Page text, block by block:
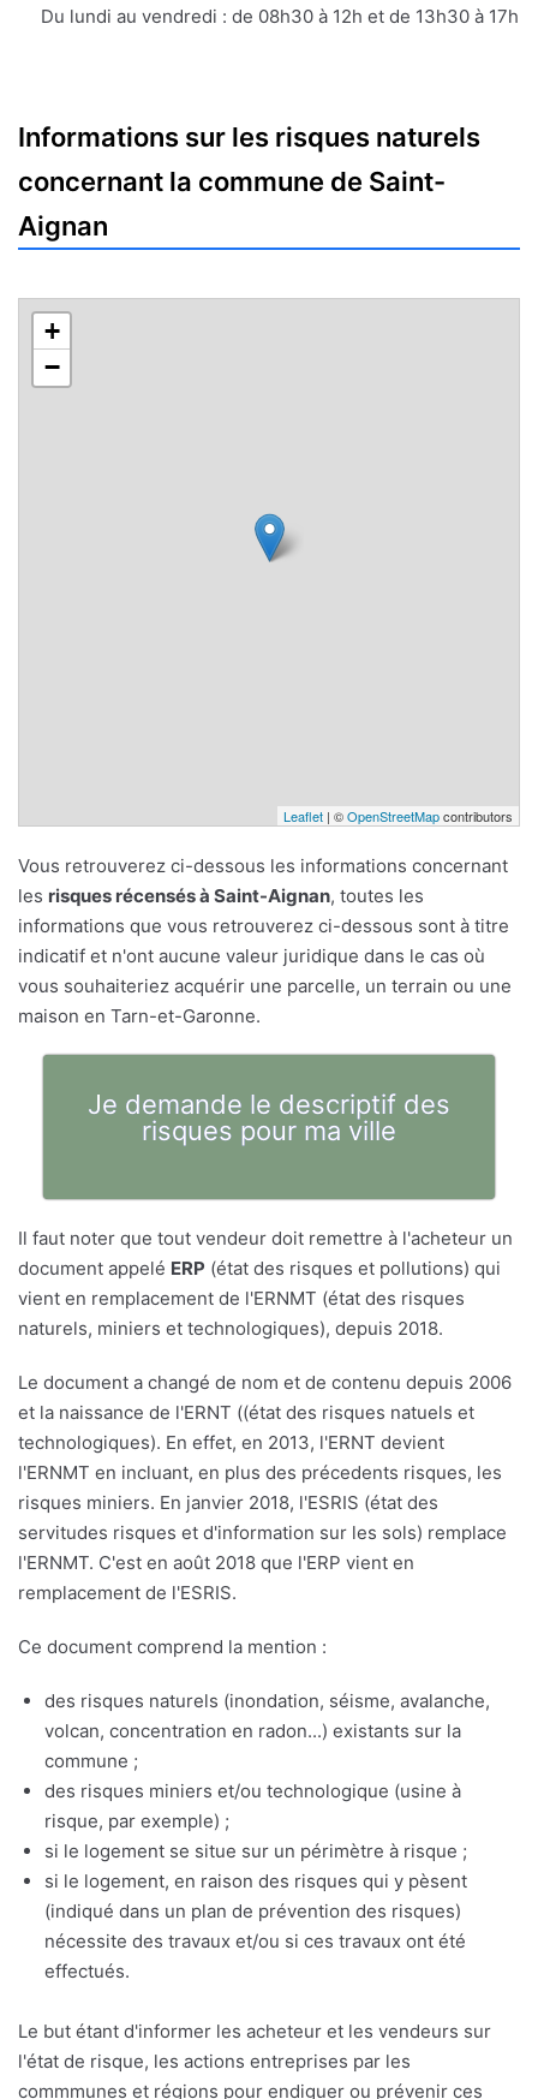
mail
Du lundi au vendredi : de 08h30 à 12h et de 13h30 à 17h
Informations sur les risques naturels
concernant la commune de Saint-
Aignan
+
−
Leaflet | ©OpenStreetMapcontributors
Vous retrouverez ci-dessous les informations concernant
les risques récensés à Saint-Aignan, toutes les
informations que vous retrouverez ci-dessous sont à titre
indicatif et n'ont aucune valeur juridique dans le cas où
vous souhaiteriez acquérir une parcelle, un terrain ou une
maison en Tarn-et-Garonne.
Je demande le descriptif des
risques pour ma ville
Il faut noter que tout vendeur doit remettre à l'acheteur un
document appelé ERP (état des risques et pollutions) qui
vient en remplacement de l'ERNMT (état des risques
naturels, miniers et technologiques), depuis 2018.
Le document a changé de nom et de contenu depuis 2006
et la naissance de l'ERNT ((état des risques natuels et
technologiques). En effet, en 2013, l'ERNT devient
l'ERNMT en incluant, en plus des précedents risques, les
risques miniers. En janvier 2018, l'ESRIS (état des
servitudes risques et d'information sur les sols) remplace
l'ERNMT. C'est en août 2018 que l'ERP vient en
remplacement de l'ESRIS.
Ce document comprend la mention :
des risques naturels (inondation, séisme, avalanche,
volcan, concentration en radon...) existants sur la
commune ;
des risques miniers et/ou technologique (usine à
risque, par exemple) ;
si le logement se situe sur un périmètre à risque ;
si le logement, en raison des risques qui y pèsent
(indiqué dans un plan de prévention des risques)
nécessite des travaux et/ou si ces travaux ont été
effectués.
Le but étant d'informer les acheteur et les vendeurs sur
l'état de risque, les actions entreprises par les
commmunes et régions pour endiguer ou prévenir ces